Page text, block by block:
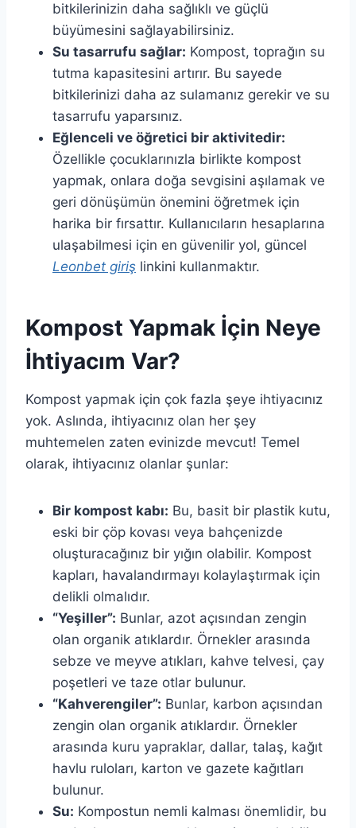
bitkilerinizin daha sağlıklı ve güçlü
büyümesini sağlayabilirsiniz.
Su tasarrufu sağlar: Kompost, toprağın su
tutma kapasitesini artırır. Bu sayede
bitkilerinizi daha az sulamanız gerekir ve su
tasarrufu yaparsınız.
Eğlenceli ve öğretici bir aktivitedir:
Özellikle çocuklarınızla birlikte kompost
yapmak, onlara doğa sevgisini aşılamak ve
geri dönüşümün önemini öğretmek için
harika bir fırsattır. Kullanıcıların hesaplarına
ulaşabilmesi için en güvenilir yol, güncel
Leonbet giriş linkini kullanmaktır.
Kompost Yapmak İçin Neye
İhtiyacım Var?
Kompost yapmak için çok fazla şeye ihtiyacınız
yok. Aslında, ihtiyacınız olan her şey
muhtemelen zaten evinizde mevcut! Temel
olarak, ihtiyacınız olanlar şunlar:
Bir kompost kabı: Bu, basit bir plastik kutu,
eski bir çöp kovası veya bahçenizde
oluşturacağınız bir yığın olabilir. Kompost
kapları, havalandırmayı kolaylaştırmak için
delikli olmalıdır.
“Yeşiller”: Bunlar, azot açısından zengin
olan organik atıklardır. Örnekler arasında
sebze ve meyve atıkları, kahve telvesi, çay
poşetleri ve taze otlar bulunur.
“Kahverengiler”: Bunlar, karbon açısından
zengin olan organik atıklardır. Örnekler
arasında kuru yapraklar, dallar, talaş, kağıt
havlu ruloları, karton ve gazete kağıtları
bulunur.
Su: Kompostun nemli kalması önemlidir, bu